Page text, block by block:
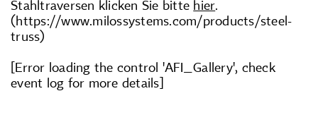
Stahltraversen klicken Sie bitte hier.
(https://www.milossystems.com/products/steel-
truss)
[Error loading the control 'AFI_Gallery', check
event log for more details]